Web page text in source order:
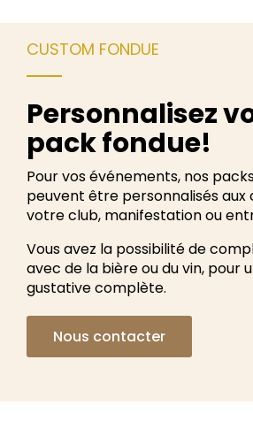
CUSTOM FONDUE
Personnalisez
pack fondue!
Pour vos événements, nos
peuvent être personnalisés aux
votre club, manifestation ou
Vous avez la possibilité de
avec de la bière ou du vin, pour
gustative complète.
Nous contacter